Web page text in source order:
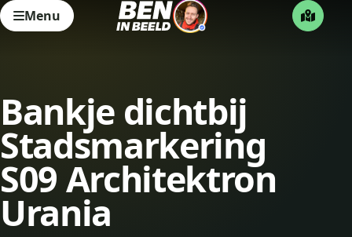
Menu
Bankje dichtbij
Stadsmarkering
S09 Architektron
Urania